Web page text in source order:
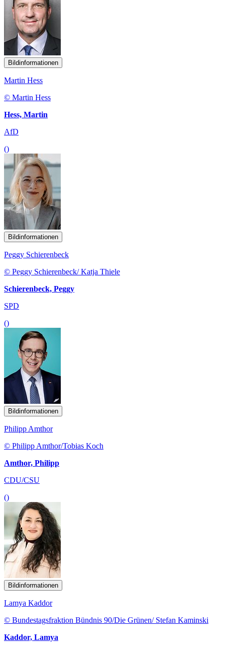
Bildinformationen
Martin Hess
© Martin Hess
Hess, Martin
AfD
()
Bildinformationen
Peggy Schierenbeck
© Peggy Schierenbeck/ Katja Thiele
Schierenbeck, Peggy
SPD
()
Bildinformationen
Philipp Amthor
© Philipp Amthor/Tobias Koch
Amthor, Philipp
CDU/CSU
()
Bildinformationen
Lamya Kaddor
© Bundestagsfraktion Bündnis 90/Die Grünen/ Stefan Kaminski
Kaddor, Lamya